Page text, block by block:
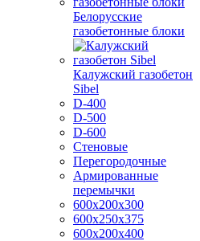
Белорусские
газобетонные блоки
Калужский газобетон
Sibel
D-400
D-500
D-600
Стеновые
Перегородочные
Армированные
перемычки
600х200х300
600х250х375
600х200х400